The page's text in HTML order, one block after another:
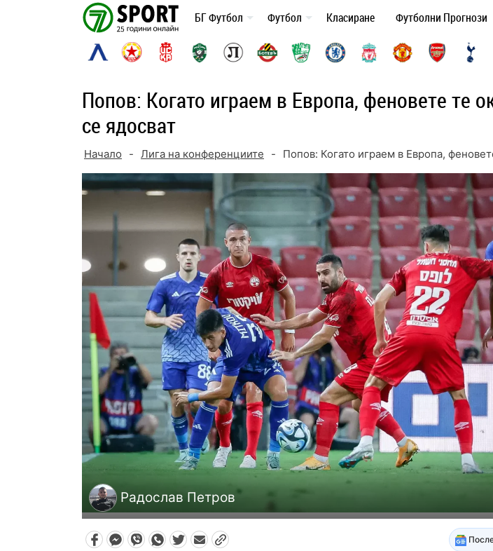
БГ Футбол Футбол Класиране Футболни Прогнози
Попов: Когато играем в Европа, феновете те
се ядосват
Начало - Лига на конференциите - Попов: Когато играем в Европа,
Радослав Петров